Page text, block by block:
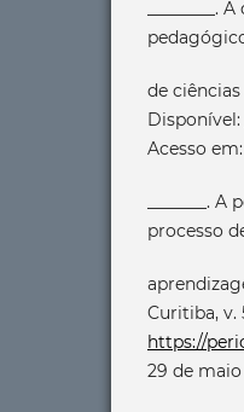
de ciências
Disponível:
Acesso
_______.
processo
Curitiba, v.
https://
29 de maio